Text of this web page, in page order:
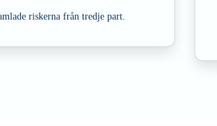
riskerna från tredje part.